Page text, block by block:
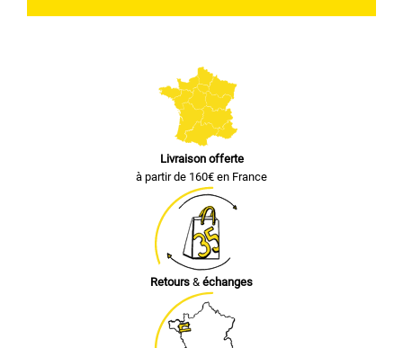
Livraison offerte
à partir de 160€ en France
Retours & échanges